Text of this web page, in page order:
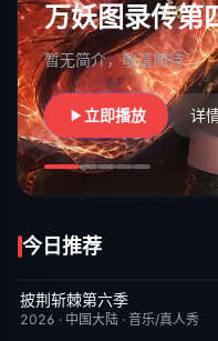
万妖图录传第
暂无简介，敬请期待
立即播放 详
今日推荐
今日更新
披荆斩棘第六季
2026 · 中国大陆 · 音乐/真人秀